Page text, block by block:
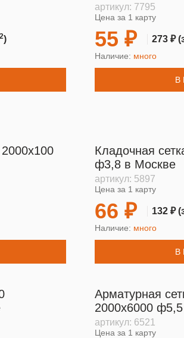
2)
артикул: 7795
Цена за 1 карту
55 ₽ 273 ₽
Наличие: много
Кладочная
ф3,8 в Москве
артикул: 5897
Цена за 1 карту
66 ₽ 132 ₽
Наличие: много
Арматурная
2000х6000
артикул: 6521
Цена за 1 карту